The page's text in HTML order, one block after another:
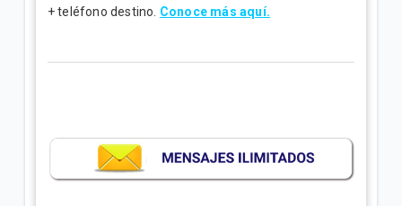
+ teléfono destino. Conoce más aquí.